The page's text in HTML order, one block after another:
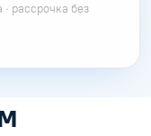
рассрочка без